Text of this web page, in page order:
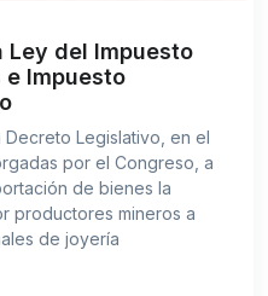
Ley del Impuesto
e Impuesto
Decreto Legislativo, en el
por el Congreso, a
de bienes la
productores mineros a
de joyería